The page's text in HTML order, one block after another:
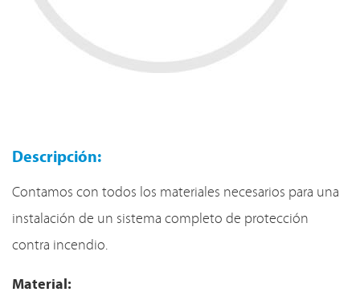
Descripción:
Contamos con todos los materiales necesarios para una
instalación de un sistema completo de protección
contra incendio.
Material: